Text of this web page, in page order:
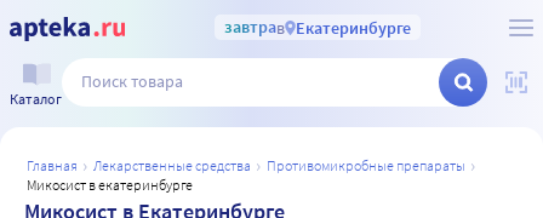
завтрав Екатеринбурге
Каталог
главная лекарственные средства
противомикробные препараты
микосист в екатеринбурге
Микосист в Екатеринбурге